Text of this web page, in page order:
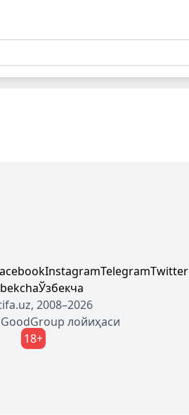
InstagramTelegramTwitter
Ўзбекча
2008–2026
GoodGroup лойиҳаси
18+